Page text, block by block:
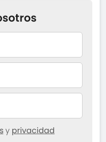
y privacidad